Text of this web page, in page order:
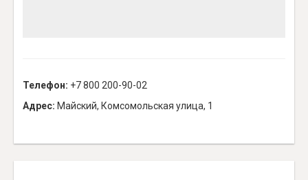
Телефон: +7 800 200-90-02
Адрес: Майский, Комсомольская улица, 1